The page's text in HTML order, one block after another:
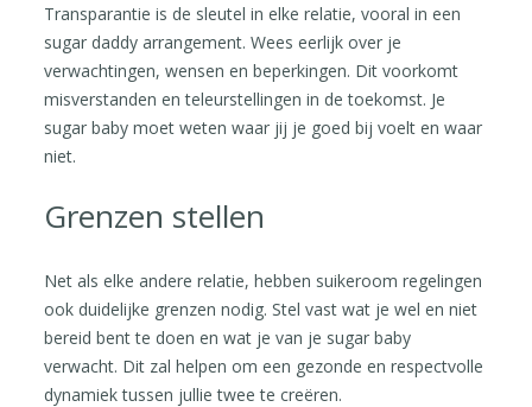
Transparantie is de sleutel in elke relatie, vooral in een
sugar daddy arrangement. Wees eerlijk over je
verwachtingen, wensen en beperkingen. Dit voorkomt
misverstanden en teleurstellingen in de toekomst. Je
sugar baby moet weten waar jij je goed bij voelt en waar
niet.
Grenzen stellen
Net als elke andere relatie, hebben suikeroom regelingen
ook duidelijke grenzen nodig. Stel vast wat je wel en niet
bereid bent te doen en wat je van je sugar baby
verwacht. Dit zal helpen om een gezonde en respectvolle
dynamiek tussen jullie twee te creëren.